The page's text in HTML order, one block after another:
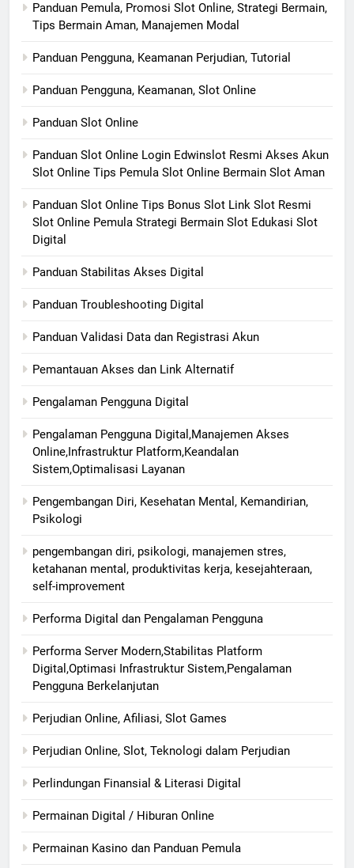
Panduan Pemula, Promosi Slot Online, Strategi Bermain,
Tips Bermain Aman, Manajemen Modal
Panduan Pengguna, Keamanan Perjudian, Tutorial
Panduan Pengguna, Keamanan, Slot Online
Panduan Slot Online
Panduan Slot Online Login Edwinslot Resmi Akses Akun
Slot Online Tips Pemula Slot Online Bermain Slot Aman
Panduan Slot Online Tips Bonus Slot Link Slot Resmi
Slot Online Pemula Strategi Bermain Slot Edukasi Slot
Digital
Panduan Stabilitas Akses Digital
Panduan Troubleshooting Digital
Panduan Validasi Data dan Registrasi Akun
Pemantauan Akses dan Link Alternatif
Pengalaman Pengguna Digital
Pengalaman Pengguna Digital,Manajemen Akses
Online,Infrastruktur Platform,Keandalan
Sistem,Optimalisasi Layanan
Pengembangan Diri, Kesehatan Mental, Kemandirian,
Psikologi
pengembangan diri, psikologi, manajemen stres,
ketahanan mental, produktivitas kerja, kesejahteraan,
self-improvement
Performa Digital dan Pengalaman Pengguna
Performa Server Modern,Stabilitas Platform
Digital,Optimasi Infrastruktur Sistem,Pengalaman
Pengguna Berkelanjutan
Perjudian Online, Afiliasi, Slot Games
Perjudian Online, Slot, Teknologi dalam Perjudian
Perlindungan Finansial & Literasi Digital
Permainan Digital / Hiburan Online
Permainan Kasino dan Panduan Pemula